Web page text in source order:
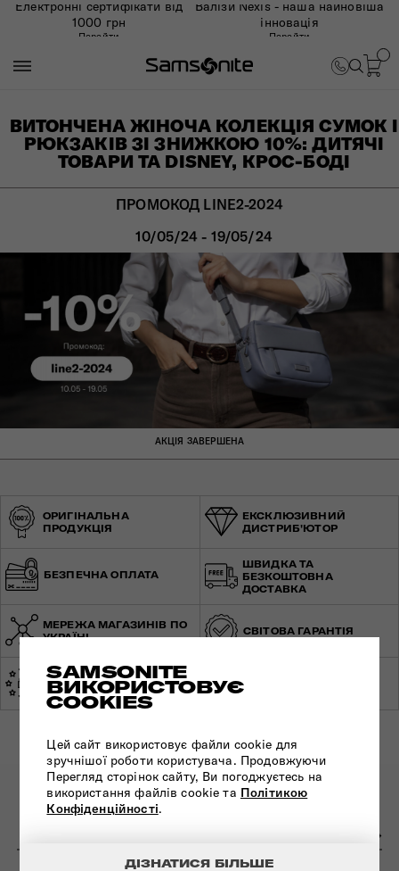
Електронні сертифікати від
1000 грн
Перейти
Валізи Nexis - наша найновіша
інновація
Перейти
SAMSONITE
ВИКОРИСТОВУЄ
COOKIES
Цей сайт використовує файли cookie для
зручнішої роботи користувача. Продовжуючи
Перегляд сторінок сайту, Ви погоджуєтесь на
використання файлів cookie та Політикою
Конфіденційності.
ДІЗНАТИСЯ БІЛЬШЕ
ВИТОНЧЕНА ЖІНОЧА КОЛЕКЦІЯ СУМОК І
РЮКЗАКІВ ЗІ ЗНИЖКОЮ 10%: ДИТЯЧІ
ТОВАРИ ТА DISNEY, КРОС-БОДІ
ПРОМОКОД LINE2-2024
10/05/24 - 19/05/24
АКЦІЯ ЗАВЕРШЕНА
ОРИГІНАЛЬНА
ПРОДУКЦІЯ
ЕКСКЛЮЗИВНИЙ
ДИСТРИБ'ЮТОР
БЕЗПЕЧНА ОПЛАТА
ШВИДКА ТА
БЕЗКОШТОВНА
ДОСТАВКА
МЕРЕЖА МАГАЗИНІВ ПО
УКРАЇНІ
СВІТОВА ГАРАНТІЯ
ЗРОБЛЕНО В ЄВРОПІ
КОНСУЛЬТАЦІЯ
ПІДПИШІТЬСЯ НА НАШІ НОВИНИ: